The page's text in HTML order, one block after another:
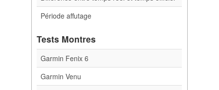
Période affutage
Tests Montres
Garmin Fenix 6
Garmin Venu